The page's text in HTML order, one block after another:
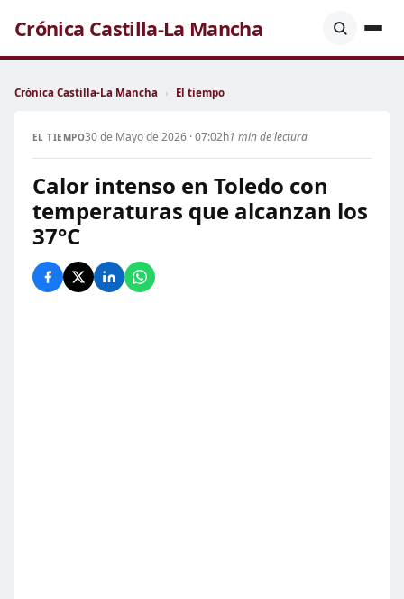
Crónica Castilla-La Mancha
Crónica Castilla-La Mancha › El tiempo
EL TIEMPO30 de Mayo de 2026 · 07:02h1 min de lectura
Calor intenso en Toledo con
temperaturas que alcanzan los
37°C